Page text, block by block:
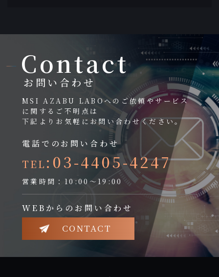
Contact
お問い合わせ
MSI AZABU LABOへのご依頼やサービス
に関するご不明点は
下記よりお気軽にお問い合わせください。
電話でのお問い合わせ
TEL :03-4405-4247
営業時間：10:00～19:00
WEBからのお問い合わせ
CONTACT